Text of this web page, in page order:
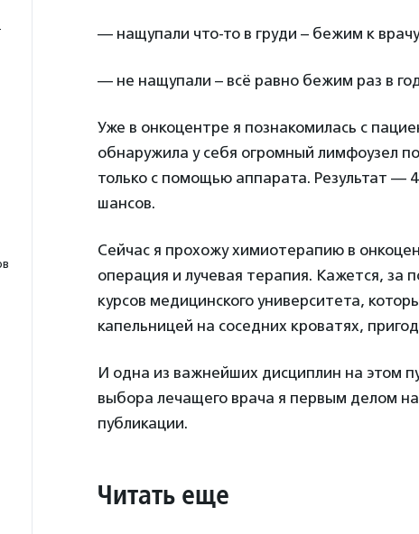
— нащупали что-то в груди – бежим к
— не нащупали – всё равно бежим раз в
Уже в онкоцентре я познакомилась с
обнаружила у себя огромный лимфоузел
только с помощью аппарата. Результат —
шансов.
Сейчас я прохожу химиотерапию в
операция и лучевая терапия. Кажется, за
курсов медицинского университета,
капельницей на соседних кроватях,
И одна из важнейших дисциплин на этом
выбора лечащего врача я первым делом
публикации.
Читать еще